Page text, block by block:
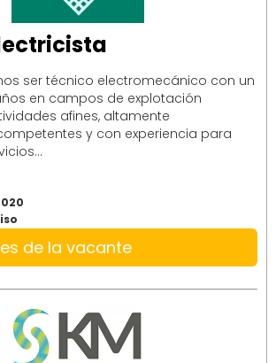
ser técnico electromecánico con un
en campos de explotación
afines, altamente
y con experiencia para
de la vacante